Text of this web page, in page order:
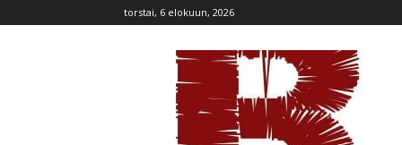
torstai, 6 elokuun, 2026